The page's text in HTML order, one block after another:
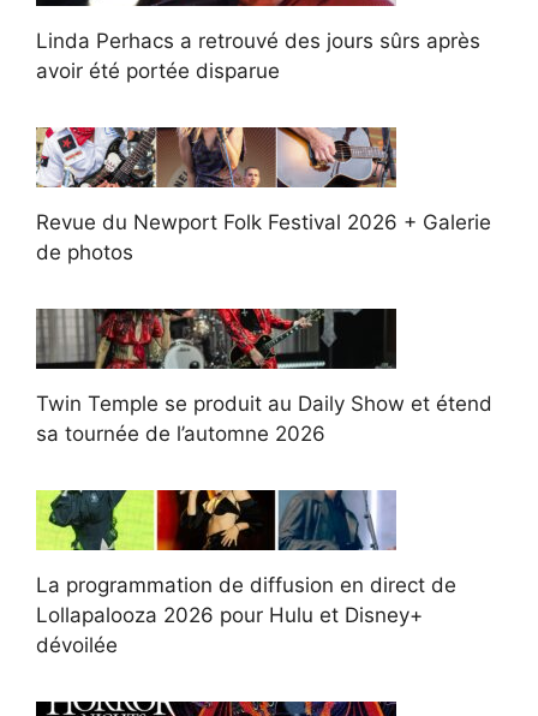
Linda Perhacs a retrouvé des jours sûrs après
avoir été portée disparue
Revue du Newport Folk Festival 2026 + Galerie
de photos
Twin Temple se produit au Daily Show et étend
sa tournée de l’automne 2026
La programmation de diffusion en direct de
Lollapalooza 2026 pour Hulu et Disney+
dévoilée